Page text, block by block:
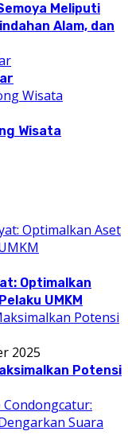
Meliputi
Alam, dan
Wisata
Optimalkan
UMKM
2025
Potensi